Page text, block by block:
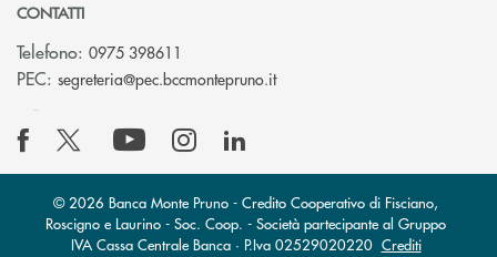
CONTATTI
Telefono: 0975 398611
PEC: segreteria@pec.bccmontepruno.it(si apre l’app di posta
© 2026 Banca Monte Pruno - Credito Cooperativo di Fisciano,
Roscigno e Laurino - Soc. Coop. - Società partecipante al Gruppo
IVA Cassa Centrale Banca · P.Iva 02529020220 Crediti